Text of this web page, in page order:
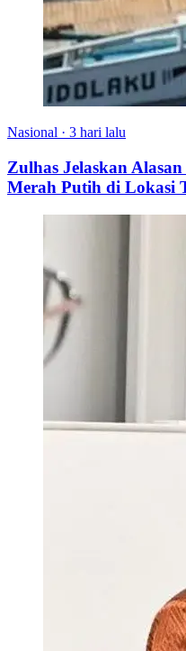
Nasional · 3 hari lalu
Zulhas Jelaskan
Merah Putih di Lokasi